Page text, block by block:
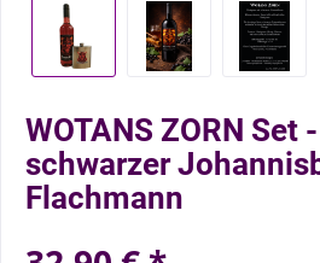
WOTANS ZORN Set
schwarzer
Flachmann